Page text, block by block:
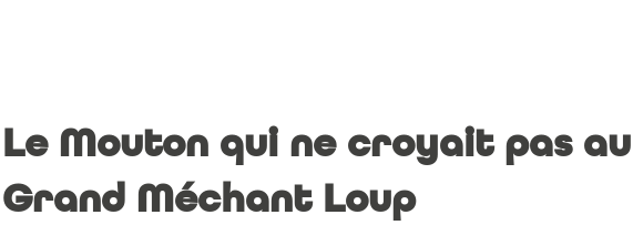
Le Mouton qui ne croyait pas au
Grand Méchant Loup